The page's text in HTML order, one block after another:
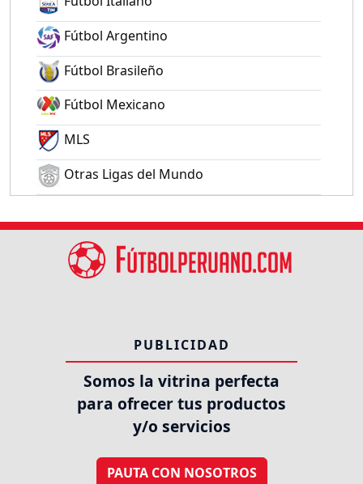
Fútbol Argentino
Fútbol Brasileño
Fútbol Mexicano
MLS
Otras Ligas del Mundo
PUBLICIDAD
Somos la vitrina perfecta
para ofrecer tus productos
y/o servicios
PAUTA CON NOSOTROS